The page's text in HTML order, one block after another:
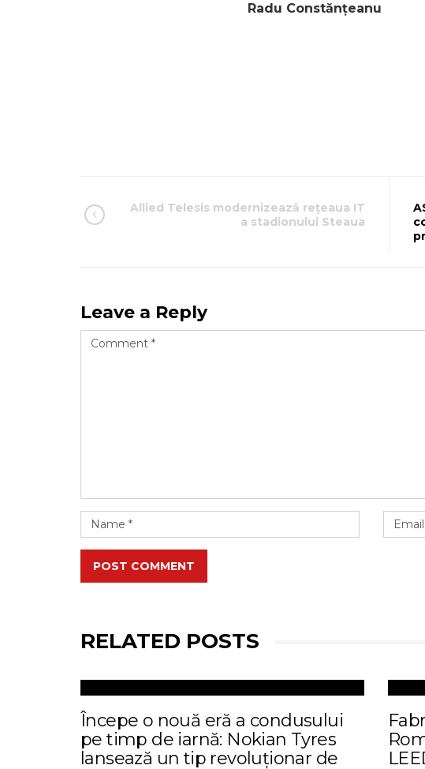
Radu Constănțeanu
Allied Telesis modernizează reţeaua IT
a stadionului Steaua
Leave a Reply
POST COMMENT
RELATED POSTS
Începe o nouă eră a condusului
pe timp de iarnă: Nokian Tyres
lansează un tip revoluționar de